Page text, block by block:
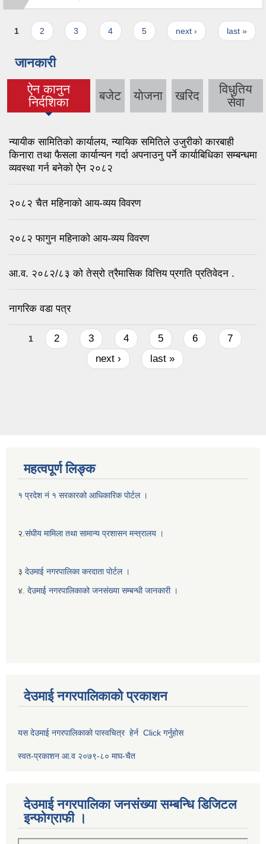
Pages
1 2 3 4 5 next › last »
जानकारी
ऐन कानुन
निर्दशिका
(active tab) बजेट याेजना खरिद
विधुतिय
सेवा
न्यायीक सामितिकाे कार्यालय, न्यायिक समितिले उजुरीकाे कारबाही
किनारा तथा फैसला कार्यान्यन गर्दा अपनाउनु पर्ने कार्याबिधिका सम्बन्धमा
व्यवस्था गर्न बनेकाे ऐन २०८२
२०८२ चैत महिनाको आय-व्यय विवरण
२०८२ फागुन महिनाको आय-व्यय विवरण
आ.व. २०८२/८३ को तेस्रो त्रैमासिक वित्तिय प्रगति प्रतिवेदन .
नागरिक वडा पत्र
Pages
1 2 3 4 5 6
7
next ›
last »
महत्वपूर्ण लिङ्क
१ प्रदेश नं १ सरकारको आधिकारिक पोर्टल ।
२. संघीय मामिला तथा सामान्य प्रशासन मन्त्रालय ।
३ देउमाई नगरपालिका करदाता पोर्टल ।
४. देउमाई नगरपालिकाको जनसंख्या सम्बन्धी जानकारी ।
देउमाई नगरपालिकाको प्रकाशन
यस देउमाई नगरपालिकाको पास्वचित्र हेर्न Click गर्नुहोस
स्वत-प्रकाशन आ.व २०७९-८० माघ-चैत
देउमाई नगरपालिका जनसंख्या सम्बन्धि डिजिटल
इन्फोग्राफी ।